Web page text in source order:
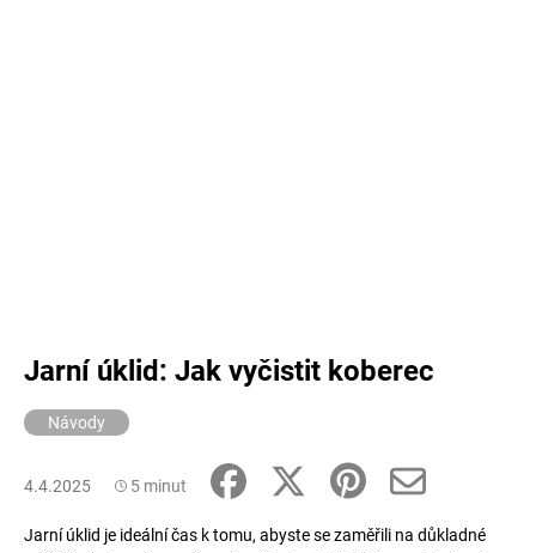
Jarní úklid: Jak vyčistit koberec
Návody
4.4.2025 5 minut
Jarní úklid je ideální čas k tomu, abyste se zaměřili na důkladné